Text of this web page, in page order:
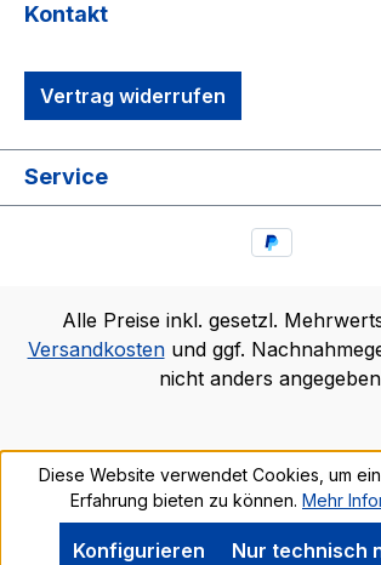
Kontakt
Vertrag widerrufen
Service
Alle Preise inkl. gesetzl.
Versandkostenund ggf.
nicht anders
Diese Website verwendet Cookies, um
Erfahrung bieten zu können. Mehr
Nur technisch
Konfigurieren